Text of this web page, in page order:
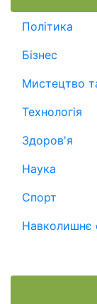
Політика
Бізнес
Мистецтво
Технологія
Здоров'я
Наука
Спорт
Навколишнє